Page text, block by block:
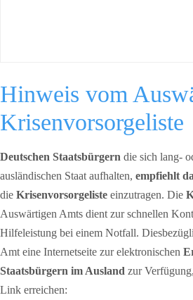
Hinweis vom
Krisenvorsorgeliste
Deutschen Staatsbürgern die sich lang-
ausländischen Staat aufhalten, empfiehlt
die Krisenvorsorgeliste einzutragen. Die
Auswärtigen Amts dient zur schnellen
Hilfeleistung bei einem Notfall.
Amt eine Internetseite zur elektronischen
Staatsbürgern im Ausland zur
Link erreichen: